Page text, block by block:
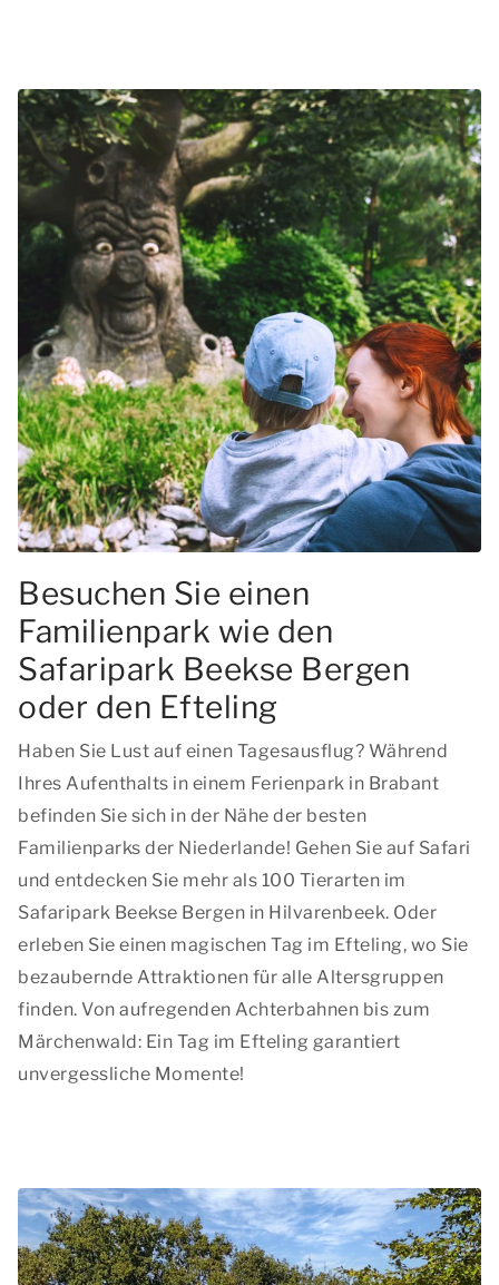
Besuchen Sie einen
Familienpark wie den
Safaripark Beekse Bergen
oder den Efteling
Haben Sie Lust auf einen Tagesausflug? Während
Ihres Aufenthalts in einem Ferienpark in Brabant
befinden Sie sich in der Nähe der besten
Familienparks der Niederlande! Gehen Sie auf Safari
und entdecken Sie mehr als 100 Tierarten im
Safaripark Beekse Bergen in Hilvarenbeek. Oder
erleben Sie einen magischen Tag im Efteling, wo Sie
bezaubernde Attraktionen für alle Altersgruppen
finden. Von aufregenden Achterbahnen bis zum
Märchenwald: Ein Tag im Efteling garantiert
unvergessliche Momente!